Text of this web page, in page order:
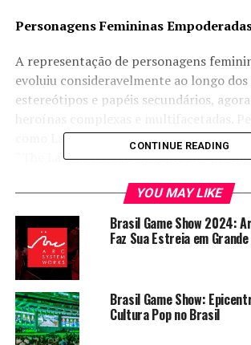
Personagens Femininas
A representação de personagens
evoluiu consideravelmente ao longo dos
estereótipos e papéis secundários,
como Lara Croft, Aloy de “Horizon Zero
“The Last of Us” são exemplos de
narrativas cativantes. Essas
jogadoras e jogadores, mostrando que
podem ser líderes de suas próprias
Desenvolvedoras e Criadoras de
Além das personagens, as mulheres
papéis-chave nos bastidores da indústria
CONTINUE READING
YOU MAY LIKE
Brasil Game Show 2024:
Faz Sua Estreia em
Brasil Game Show:
Cultura Pop no Brasil